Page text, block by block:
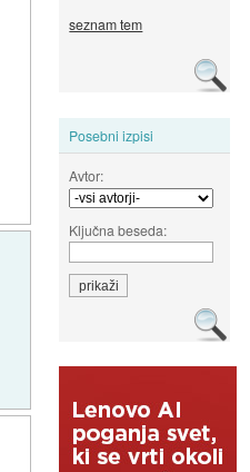
seznam tem
Posebni izpisi
Avtor:
Ključna beseda: